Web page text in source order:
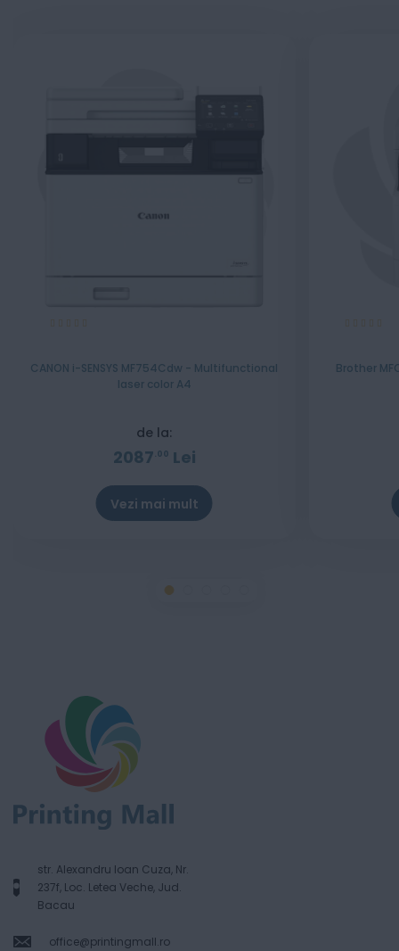
CANON i-SENSYS MF754Cdw - Multifunctional
laser color A4
de la:
2087 00 Lei
Vezi mai mult
Brother
str. Alexandru Ioan Cuza, Nr.
237f, Loc. Letea Veche, Jud.
Bacau
office@printingmall.ro